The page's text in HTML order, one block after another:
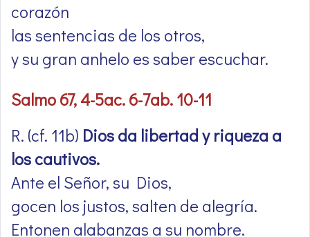
corazón
las sentencias de los otros,
y su gran anhelo es saber escuchar.
Salmo 67, 4-5ac. 6-7ab. 10-11
R. (cf. 11b) Dios da libertad y riqueza a
los cautivos.
Ante el Señor, su Dios,
gocen los justos, salten de alegría.
Entonen alabanzas a su nombre.